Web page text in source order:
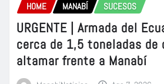
HOME MANABÍ SUCESOS
URGENTE | Armada del
cerca de 1,5 toneladas de
altamar frente a Manabí